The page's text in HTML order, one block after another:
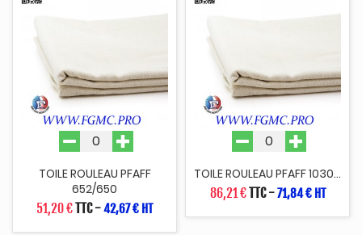
TOILE ROULEAU PFAFF
652/650
51,20 €TTC-42,67 € HT
TOILE ROULEAU PFAFF 1030...
86,21 €TTC-71,84 € HT